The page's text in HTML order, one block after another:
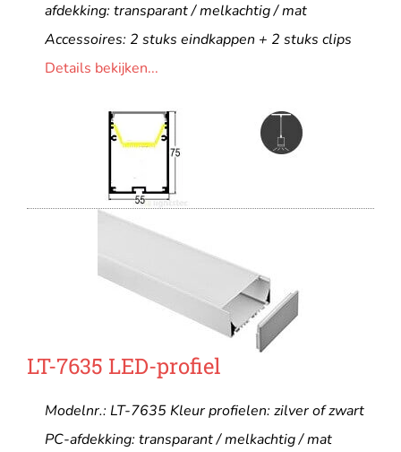
afdekking: transparant / melkachtig / mat
Accessoires: 2 stuks eindkappen + 2 stuks clips
Details bekijken...
LT-7635 LED-profiel
Modelnr.: LT-7635 Kleur profielen: zilver of zwart
PC-afdekking: transparant / melkachtig / mat